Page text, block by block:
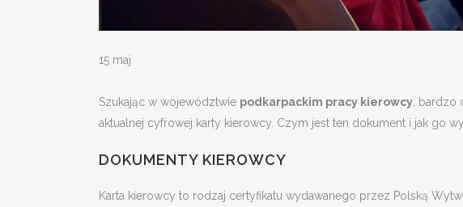
15 maj
Szukając w województwie podkarpackim pracy kierowcy, bardzo
aktualnej cyfrowej karty kierowcy. Czym jest ten dokument i jak go
DOKUMENTY KIEROWCY
Karta kierowcy to rodzaj certyfikatu wydawanego przez Polską